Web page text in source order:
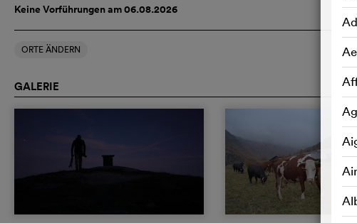
Keine Vorführungen am 06.08.2026
ORTE ÄNDERN
GALERIE